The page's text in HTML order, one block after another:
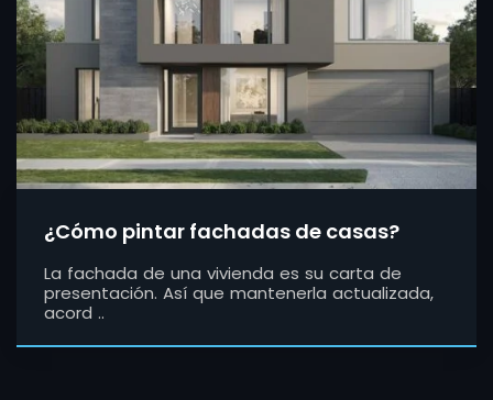
¿Cómo pintar fachadas de casas?
La fachada de una vivienda es su carta de
presentación. Así que mantenerla actualizada,
acord ..